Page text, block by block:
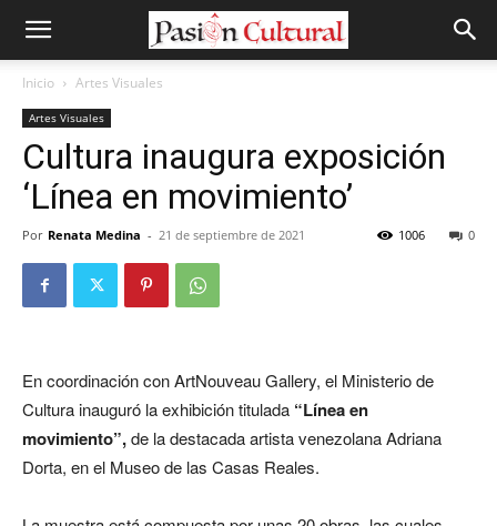
Inicio Artes Visuales
Artes Visuales
Cultura inaugura exposición
‘Línea en movimiento’
Por Renata Medina - 21 de septiembre de 2021 0
1006
En coordinación con ArtNouveau Gallery, el Ministerio de
Cultura inauguró la exhibición titulada “Línea en
movimiento”,de la destacada artista venezolana Adriana
Dorta, en el Museo de las Casas Reales.